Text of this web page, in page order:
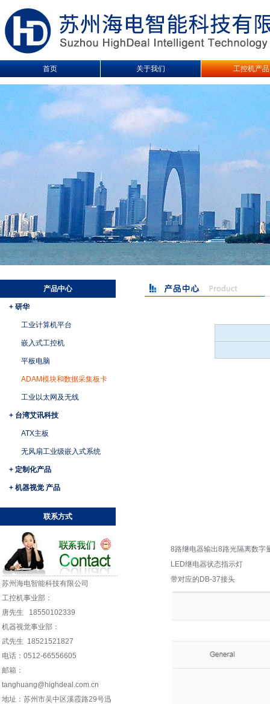
首页 关于我们 工控机产品
产品中心
+ 研华
工业计算机平台
嵌入式工控机
平板电脑
ADAM模块和数据采集板卡
工业以太网及无线
+ 台湾艾讯科技
ATX主板
无风扇工业级嵌入式系统
+ 定制化产品
+ 机器视觉 产品
联系方式
苏州海电智能科技有限公司
工控机事业部：
唐先生 18550102339
机器视觉事业部：
武先生 18521521827
电话：0512-66556605
邮箱：
tanghuang@highdeal.com.cn
地址：苏州市吴中区溪霞路29号迅
8路继电器输出8路光隔离数字
LED继电器状态指示灯
带对应的DB-37接头